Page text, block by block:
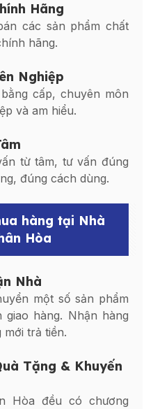
Hãng
các sản phẩm chất
hãng.
Nghiệp
cấp, chuyên môn
và am hiểu.
từ tâm, tư vấn đúng
đúng cách dùng.
hàng tại Nhà
Hòa
Nhà
một số sản phẩm
giao hàng. Nhận hàng
mới trả tiền.
Tặng & Khuyến
Hòa đều có chương